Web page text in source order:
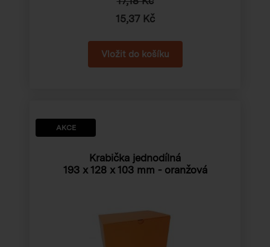
15,37 Kč
AKCE
Krabička jednodílná
193 x 128 x 103 mm - oranžová